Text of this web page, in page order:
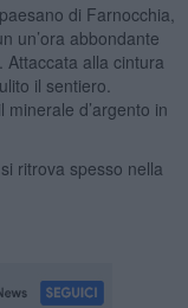
di Farnocchia,
un’ora abbondante
Attaccata alla cintura
il sentiero.
d’argento in
ritrova spesso nella